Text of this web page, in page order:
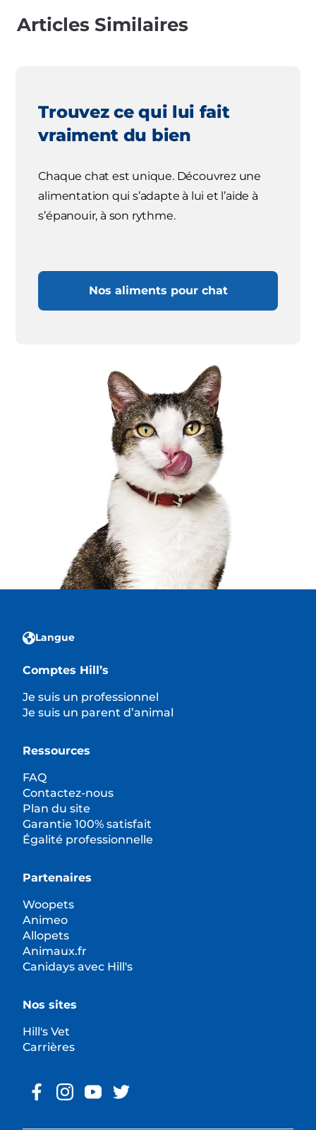
Articles Similaires
Trouvez ce qui lui fait
vraiment du bien
Chaque chat est unique. Découvrez une
alimentation qui s’adapte à lui et l’aide à
s’épanouir, à son rythme.
Nos aliments pour chat
Langue
Comptes Hill’s
Je suis un professionnel
Je suis un parent d’animal
Ressources
FAQ
Contactez-nous
Plan du site
Garantie 100% satisfait
Égalité professionnelle
Partenaires
Woopets
Animeo
Allopets
Animaux.fr
Canidays avec Hill's
Nos sites
Hill's Vet
Carrières